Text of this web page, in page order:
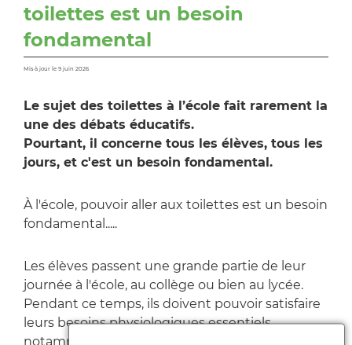
toilettes est un besoin
fondamental
Mis à jour le 9 juin 2026
Le sujet des toilettes à l’école fait rarement la
une des débats éducatifs.
Pourtant, il concerne tous les élèves, tous les
jours, et c'est un besoin fondamental.
À l'école, pouvoir aller aux toilettes est un besoin
fondamental.....
Les élèves passent une grande partie de leur
journée à l'école, au collège ou bien au lycée.
Pendant ce temps, ils doivent pouvoir satisfaire
leurs besoins physiologiques essentiels,
notamment aller aux toilettes lorsqu'ils en